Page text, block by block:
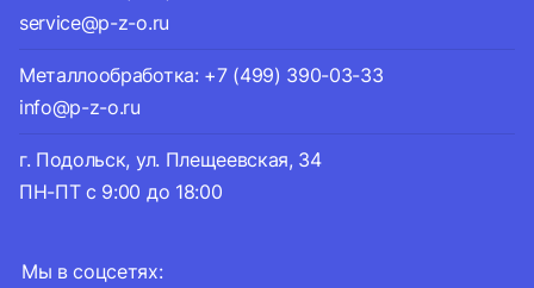
Мы в соцсетях:
service@p-z-o.ru
Металлообработка: +7 (499) 390-03-33
info@p-z-o.ru
г. Подольск, ул. Плещеевская, 34
ПН-ПТ с 9:00 до 18:00